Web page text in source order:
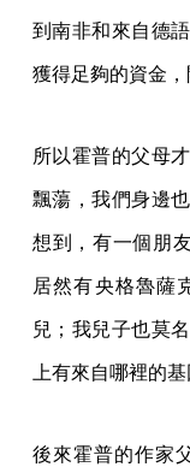
到南非和來自德
獲得足夠的資金，
所以霍普的父母
飄蕩，我們身邊
想到，有一個朋
居然有央格魯薩
兒；我兒子也莫
上有來自哪裡的基
後來霍普的作家